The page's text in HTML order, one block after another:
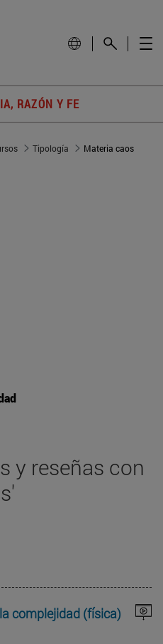
RAZÓN Y FE
Tipología Materia caos
y reseñas con
complejidad (física)